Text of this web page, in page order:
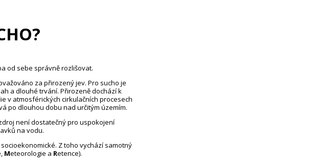
od sebe správně rozlišovat.
za přirozený jev. Pro sucho je
a dlouhé trvání. Přirozeně dochází k
v atmosférických cirkulačních procesech
po dlouhou dobu nad určitým územím.
není dostatečný pro uspokojení
na vodu.
Z toho vychází samotný
Meteorologie a Retence).